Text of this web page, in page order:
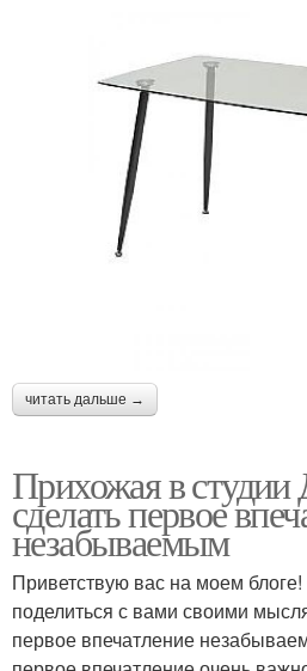
читать дальше →
Прихожая в студии
сделать первое
незабываемым
Приветствую вас на моем
поделиться с вами своими
первое впечатление